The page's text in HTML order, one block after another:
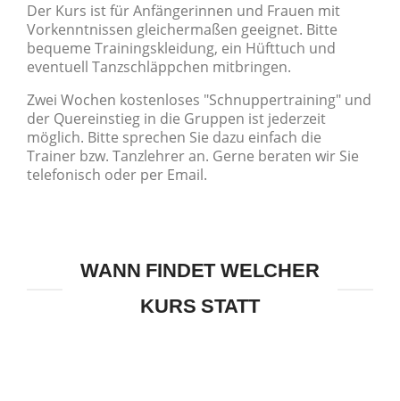
Der Kurs ist für Anfängerinnen und Frauen mit
Vorkenntnissen gleichermaßen geeignet. Bitte
bequeme Trainingskleidung, ein Hüfttuch und
eventuell Tanzschläppchen mitbringen.
Zwei Wochen kostenloses "Schnuppertraining" und
der Quereinstieg in die Gruppen ist jederzeit
möglich. Bitte sprechen Sie dazu einfach die
Trainer bzw. Tanzlehrer an. Gerne beraten wir Sie
telefonisch oder per Email.
WANN FINDET WELCHER
KURS STATT